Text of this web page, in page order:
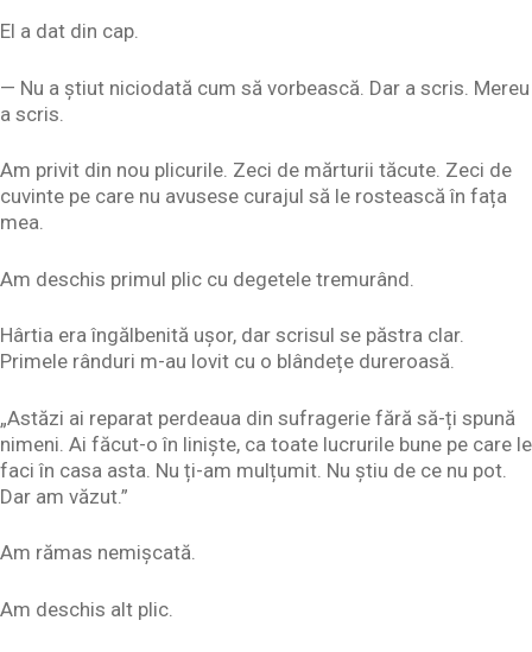
El a dat din cap.
— Nu a știut niciodată cum să vorbească. Dar a scris. Mereu
a scris.
Am privit din nou plicurile. Zeci de mărturii tăcute. Zeci de
cuvinte pe care nu avusese curajul să le rostească în fața
mea.
Am deschis primul plic cu degetele tremurând.
Hârtia era îngălbenită ușor, dar scrisul se păstra clar.
Primele rânduri m-au lovit cu o blândețe dureroasă.
„Astăzi ai reparat perdeaua din sufragerie fără să-ți spună
nimeni. Ai făcut-o în liniște, ca toate lucrurile bune pe care le
faci în casa asta. Nu ți-am mulțumit. Nu știu de ce nu pot.
Dar am văzut.”
Am rămas nemișcată.
Am deschis alt plic.